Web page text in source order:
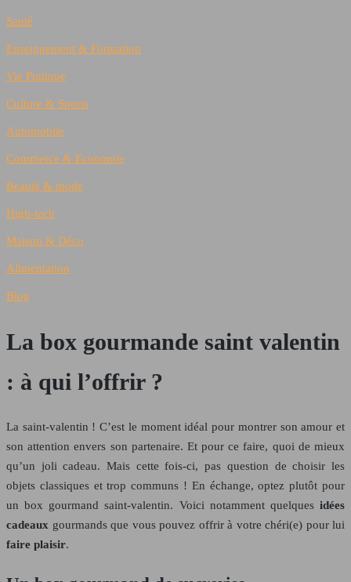
Santé
Enseignement & Formation
Vie Pratique
Culture & Sports
Automobile
Commerce & Economie
Beauté & mode
High-tech
Maison & Déco
Alimentation
Blog
La box gourmande saint valentin
: à qui l’offrir ?
La saint-valentin ! C’est le moment idéal pour montrer son amour et
son attention envers son partenaire. Et pour ce faire, quoi de mieux
qu’un joli cadeau. Mais cette fois-ci, pas question de choisir les
objets classiques et trop communs ! En échange, optez plutôt pour
un box gourmand saint-valentin. Voici notamment quelques idées
cadeaux gourmands que vous pouvez offrir à votre chéri(e) pour lui
faire plaisir.